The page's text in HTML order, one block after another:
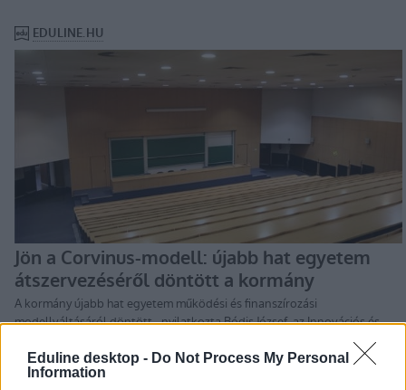
Eduline desktop - Do Not Process My Personal
Information